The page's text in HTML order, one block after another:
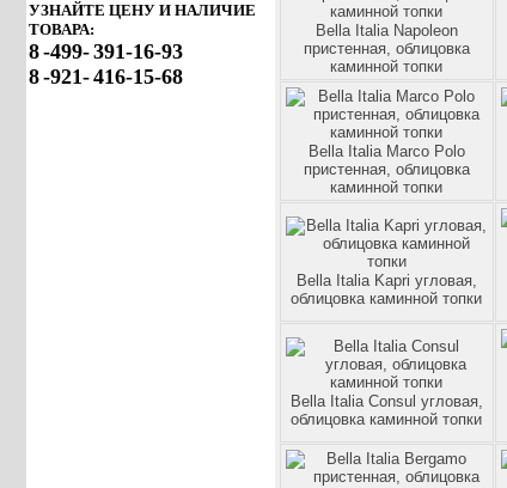
УЗНАЙТЕ ЦЕНУ И НАЛИЧИЕ
ТОВАРА:
8-499-391-16-93
8-921-416-15-68
Bella Italia Napoleon
пристенная, облицовка
каминной топки
Bella Italia Marco Polo
пристенная, облицовка
каминной топки
Bella Italia Kapri угловая,
облицовка каминной топки
Bella Italia Consul угловая,
облицовка каминной топки